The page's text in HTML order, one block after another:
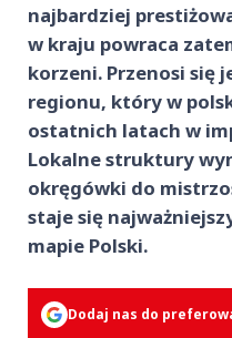
najbardziej
w kraju powraca
korzeni. Przenosi się
regionu, który w
ostatnich latach w
Lokalne struktury
okręgówki do
staje się
mapie Polski.
Dodaj nas do